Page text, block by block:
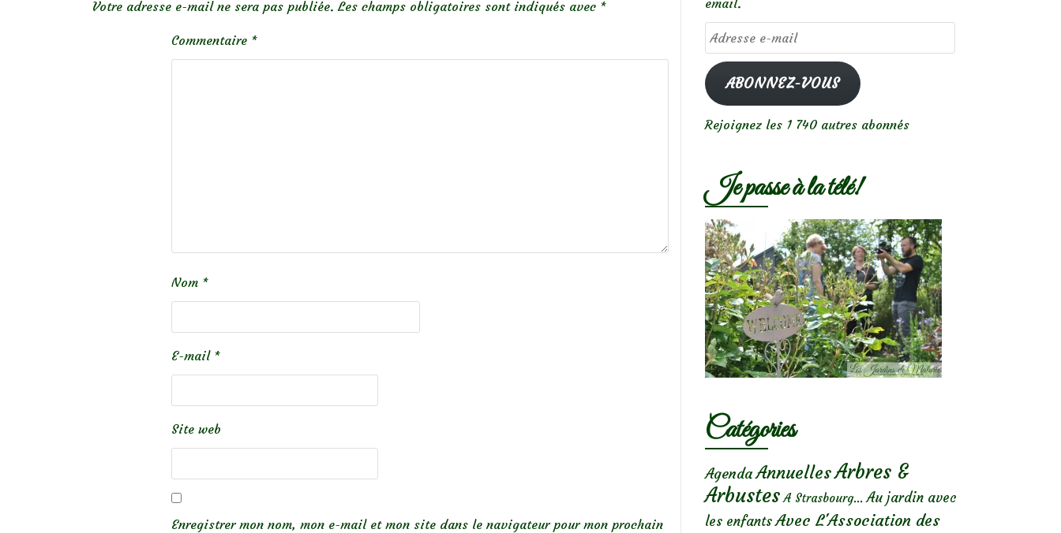
Votre adresse e-mail ne sera pas publiée. Les champs obligatoires sont indiqués avec *
Commentaire *
Nom *
E-mail *
Site web
Enregistrer mon nom, mon e-mail et mon site dans le navigateur pour mon prochain
email.
Adresse
e-
mailABONNEZ-VOUS
Rejoignez les 1 740 autres abonnés
Je passe à la télé!
Catégories
Agenda AnnuellesArbres &
Arbustes A Strasbourg... Au jardin avec
les enfants Avec L'Association des